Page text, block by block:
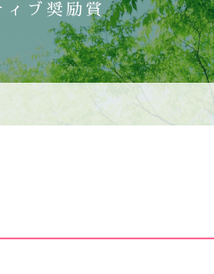
ィブ奨励賞